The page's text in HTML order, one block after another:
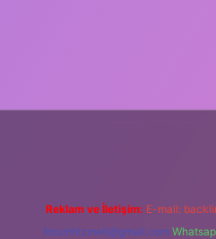
Reklam ve İletişim: E-mail:
forumhizmeti@gmail.com